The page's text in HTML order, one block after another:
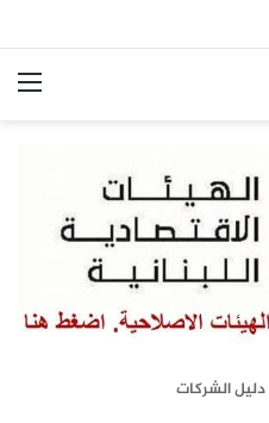
دليل الشركات